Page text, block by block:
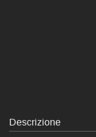
Descrizione